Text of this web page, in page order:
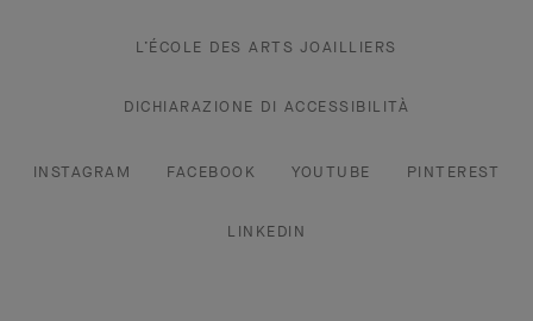
L’ÉCOLE DES ARTS JOAILLIERS
DICHIARAZIONE DI ACCESSIBILITÀ
INSTAGRAM FACEBOOK YOUTUBE PINTEREST
LINKEDIN